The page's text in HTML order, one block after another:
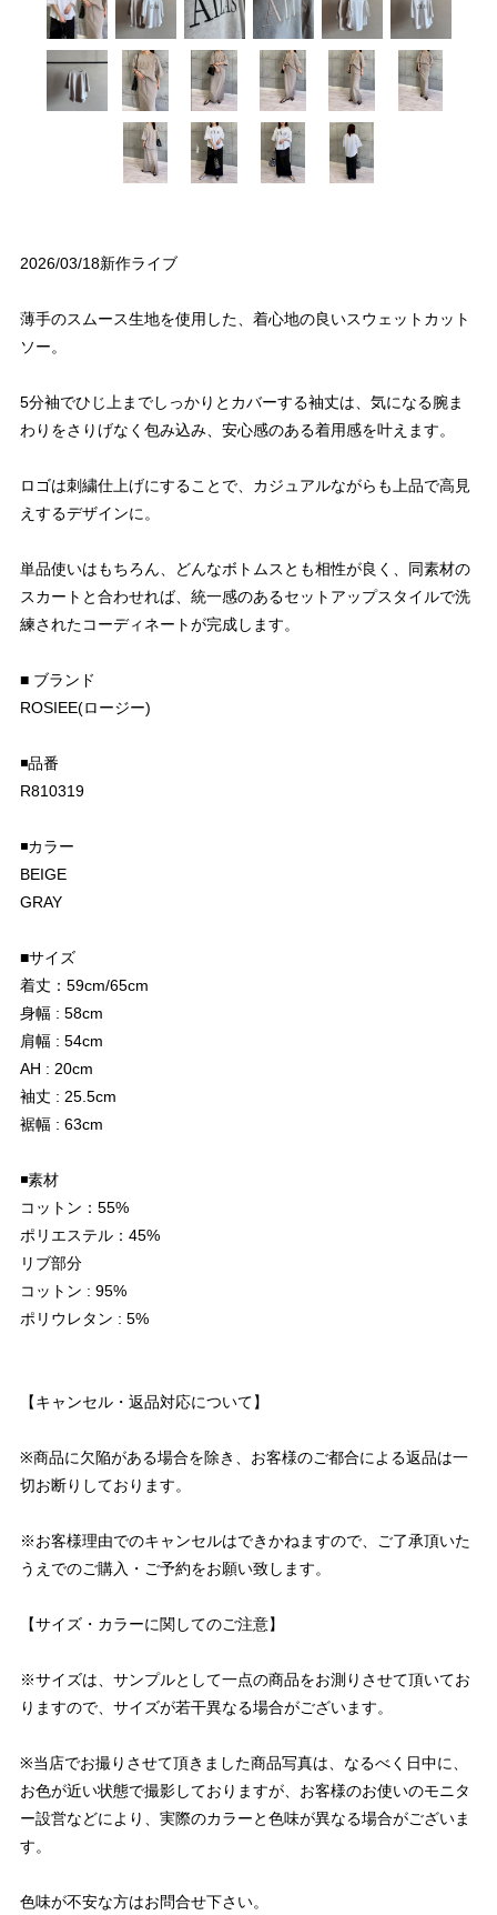
2026/03/18新作ライブ
薄手のスムース生地を使用した、着心地の良いスウェットカット
ソー。
5分袖でひじ上までしっかりとカバーする袖丈は、気になる腕ま
わりをさりげなく包み込み、安心感のある着用感を叶えます。
ロゴは刺繍仕上げにすることで、カジュアルながらも上品で高見
えするデザインに。
単品使いはもちろん、どんなボトムスとも相性が良く、同素材の
スカートと合わせれば、統一感のあるセットアップスタイルで洗
練されたコーディネートが完成します。
■ ブランド
ROSIEE(ロージー)
◾️品番
R810319
◾️カラー
BEIGE
GRAY
■サイズ
着丈：59cm/65cm
身幅 : 58cm
肩幅 : 54cm
AH : 20cm
袖丈 : 25.5cm
裾幅 : 63cm
◾️素材
コットン：55%
ポリエステル：45%
リブ部分
コットン : 95%
ポリウレタン : 5%
【キャンセル・返品対応について】
※商品に欠陥がある場合を除き、お客様のご都合による返品は一
切お断りしております。
※お客様理由でのキャンセルはできかねますので、ご了承頂いた
うえでのご購入・ご予約をお願い致します。
【サイズ・カラーに関してのご注意】
※サイズは、サンプルとして一点の商品をお測りさせて頂いてお
りますので、サイズが若干異なる場合がございます。
※当店でお撮りさせて頂きました商品写真は、なるべく日中に、
お色が近い状態で撮影しておりますが、お客様のお使いのモニタ
ー設営などにより、実際のカラーと色味が異なる場合がございま
す。
色味が不安な方はお問合せ下さい。